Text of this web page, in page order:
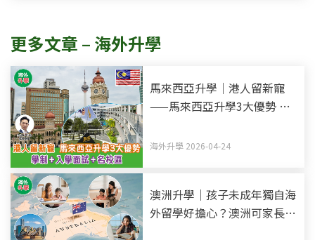
更多文章 – 海外升學
馬來西亞升學｜港人留新寵
——馬來西亞升學3大優勢 學
海外升學 2026-04-24
澳洲升學｜孩子未成年獨自海
外留學好擔心？澳洲可家長陪